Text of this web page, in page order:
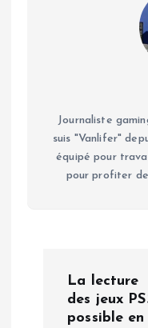
Journaliste
suis "Vanlifer"
équipé pour
pour profiter
La lecture
des jeux
possible en